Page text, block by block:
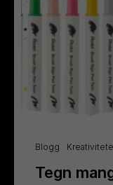
Blogg
Tegn